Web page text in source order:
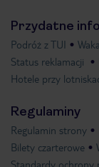
Przydatne
Podróż z TUI
Status reklamacji
Hotele przy
Regulaminy
Regulamin strony
Bilety czarterowe
Standardy ochrony